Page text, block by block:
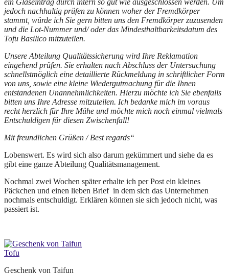
jedoch nachhaltig prüfen zu können woher der Fremdkörper
stammt, würde ich Sie gern bitten uns den Fremdkörper zuzusenden
und die Lot-Nummer und/ oder das Mindesthaltbarkeitsdatum des
Tofu Basilico mitzuteilen.
Unsere Abteilung Qualitätssicherung wird Ihre Reklamation
eingehend prüfen. Sie erhalten nach Abschluss der Untersuchung
schnellstmöglich eine detaillierte Rückmeldung in schriftlicher Form
von uns, sowie eine kleine Wiedergutmachung für die Ihnen
entstandenen Unannehmlichkeiten. Hierzu möchte ich Sie ebenfalls
bitten uns Ihre Adresse mitzuteilen. Ich bedanke mich im voraus
recht herzlich für Ihre Mühe und möchte mich noch einmal vielmals
Entschuldigen für diesen Zwischenfall!
Mit freundlichen Grüßen / Best regards“
Lobenswert. Es wird sich also darum gekümmert und siehe da es
gibt eine ganze Abteilung Qualitätsmanagement.
Nochmal zwei Wochen später erhalte ich per Post ein kleines
Päckchen und einen lieben Brief in dem sich das Unternehmen
nochmals entschuldigt. Erklären können sie sich jedoch nicht, was
passiert ist.
Geschenk von Taifun